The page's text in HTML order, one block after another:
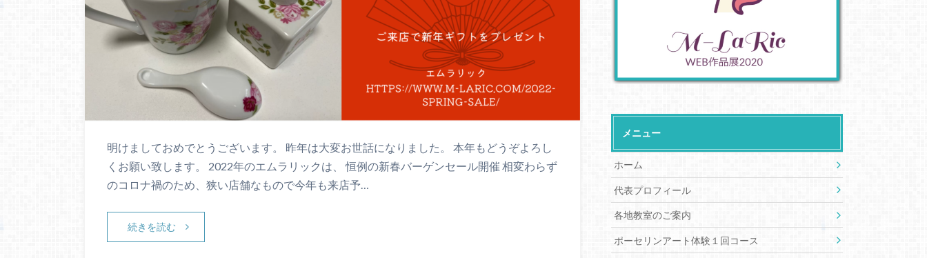
明けましておめでとうございます。 昨年は大変お世話になりました。 本年もどうぞよろし
くお願い致します。 2022年のエムラリックは、 恒例の新春バーゲンセール開催 相変わらず
のコロナ禍のため、狭い店舗なもので今年も来店予…
続きを読む
メニュー
ホーム
代表プロフィール
各地教室のご案内
ポーセリンアート体験１回コース